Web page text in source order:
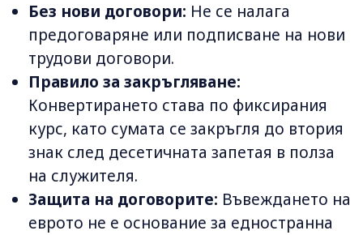
Без нови договори: Не се налага
предоговаряне или подписване на нови
трудови договори.
Правило за закръгляване:
Конвертирането става по фиксирания
курс, като сумата се закръгля до втория
знак след десетичната запетая в полза
на служителя.
Защита на договорите: Въвеждането на
еврото не е основание за едностранна